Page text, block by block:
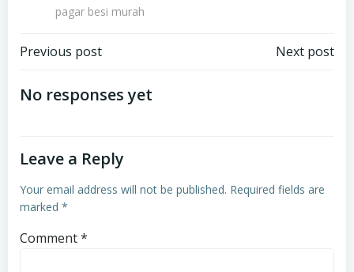
pagar besi murah
Post
navigation
Previous post Next post
No responses yet
Leave a Reply
Your email address will not be published. Required fields are
marked *
Comment*